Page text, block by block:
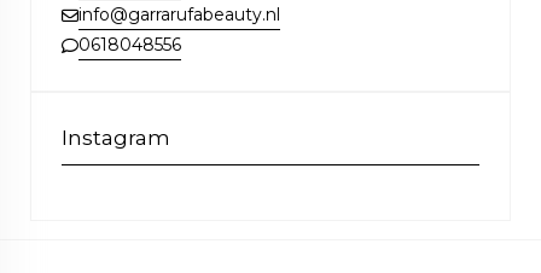
info@garrarufabeauty.nl
0618048556
Instagram